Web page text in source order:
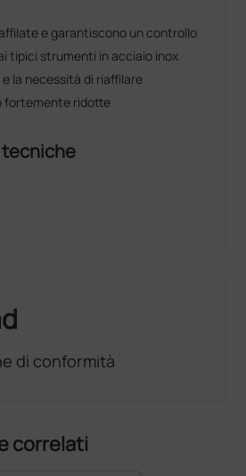
e garantiscono un controllo
tipici strumenti in acciaio inox
la necessità di riaffilare
fortemente ridotte
di conformità
correlati